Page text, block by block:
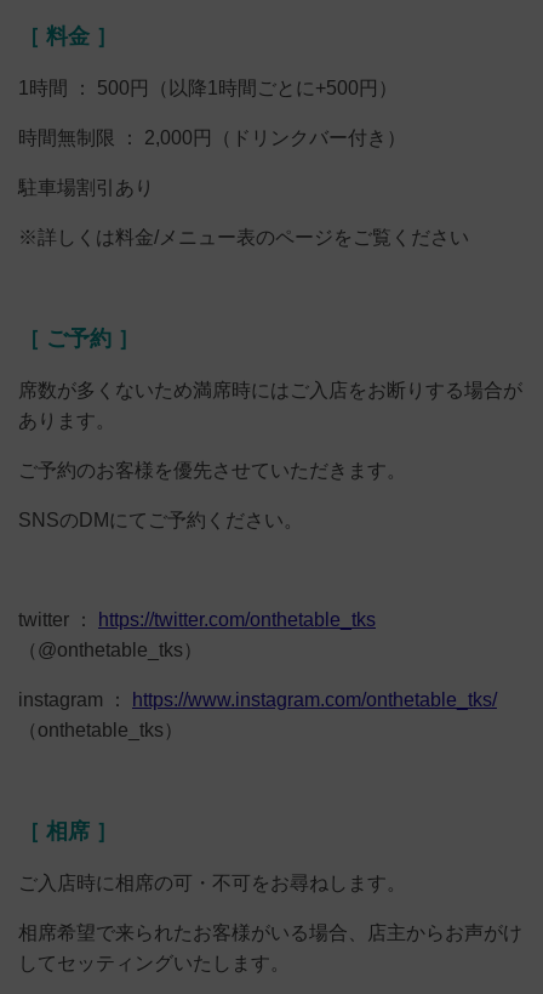
［ 料金 ］
1時間 ： 500円（以降1時間ごとに+500円）
時間無制限 ： 2,000円（ドリンクバー付き）
駐車場割引あり
※詳しくは料金/メニュー表のページをご覧ください
［ ご予約 ］
席数が多くないため満席時にはご入店をお断りする場合が
あります。
ご予約のお客様を優先させていただきます。
SNSのDMにてご予約ください。
twitter ：
https://twitter.com/onthetable_tks
（@onthetable_tks）
instagram ：
https://www.instagram.com/onthetable_tks/
（onthetable_tks）
［ 相席 ］
ご入店時に相席の可・不可をお尋ねします。
相席希望で来られたお客様がいる場合、店主からお声がけ
してセッティングいたします。